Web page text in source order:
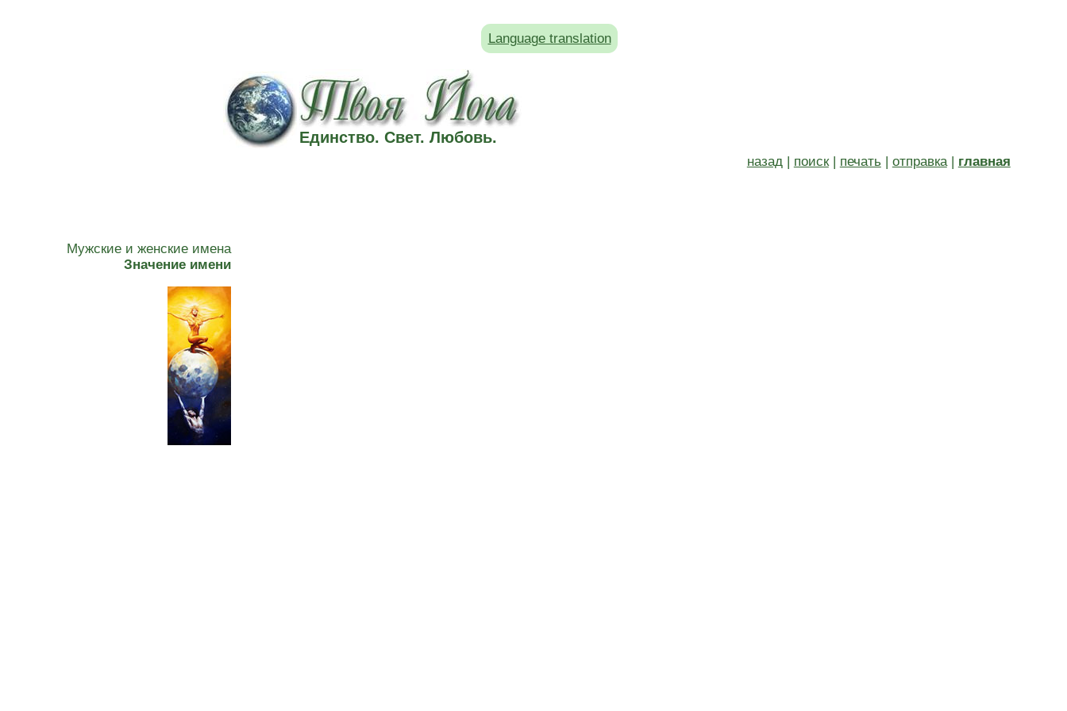
Language translation
Единство. Свет. Любовь.
назад| поиск| печать | отправка| главная
Мужские и женские имена
Значение имени